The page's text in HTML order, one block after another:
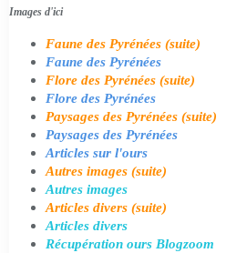
Images d'ici
Faune des Pyrénées (suite)
Faune des Pyrénées
Flore des Pyrénées (suite)
Flore des Pyrénées
Paysages des Pyrénées (suite)
Paysages des Pyrénées
Articles sur l'ours
Autres images (suite)
Autres images
Articles divers (suite)
Articles divers
Récupération ours Blogzoom